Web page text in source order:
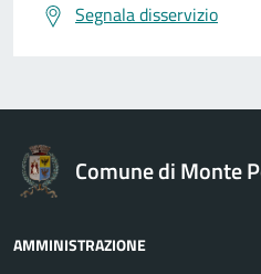
Segnala disservizio
Comune di Monte
AMMINISTRAZIONE